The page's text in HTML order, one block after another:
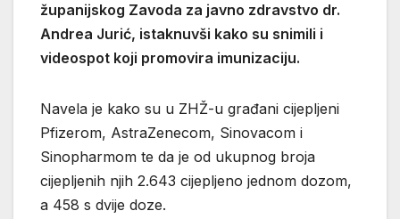
županijskog Zavoda za javno zdravstvo dr.
Andrea Jurić, istaknuvši kako su snimili i
videospot koji promovira imunizaciju.
Navela je kako su u ZHŽ-u građani cijepljeni
Pfizerom, AstraZenecom, Sinovacom i
Sinopharmom te da je od ukupnog broja
cijepljenih njih 2.643 cijepljeno jednom dozom,
a 458 s dvije doze.